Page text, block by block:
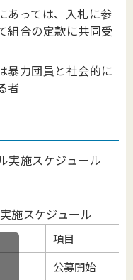
あっては、入札に参
組合の定款に共同受
暴力団員と社会的に
者
実施スケジュール
実施スケジュール
項目
公募開始